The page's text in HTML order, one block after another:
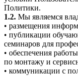
Политики.
1.2. Мы являемся
• размещения
• публикации
семинаров для
• обеспечения
по монтажу и
• коммуникации с